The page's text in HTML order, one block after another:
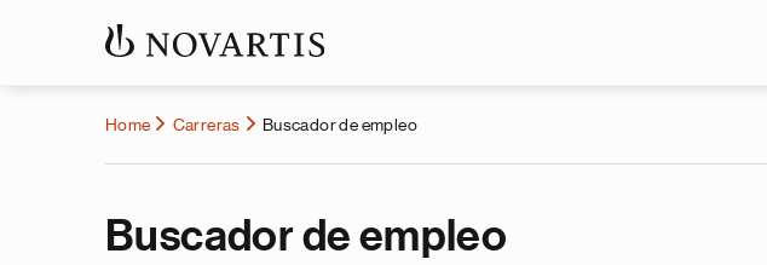
Home Carreras Buscador de empleo
Buscador de empleo